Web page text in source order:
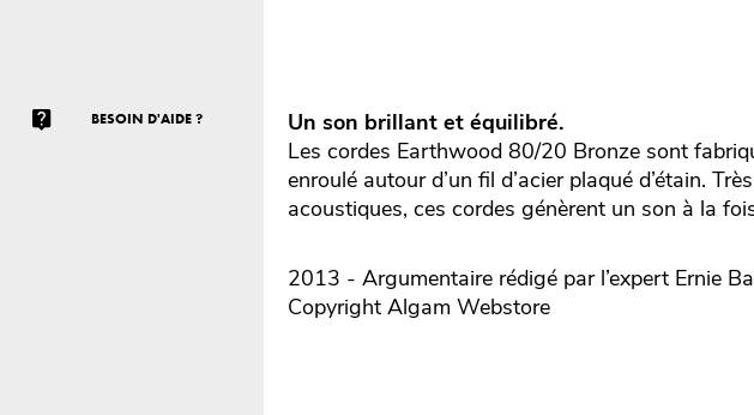
BESOIN D'AIDE ?
Un son brillant et équilibré.
Les cordes Earthwood 80/20 Bronze sont
enroulé autour d’un fil d’acier plaqué d’étain.
acoustiques, ces cordes génèrent un son à la
2013 - Argumentaire rédigé par l’expert Ernie
Copyright Algam Webstore